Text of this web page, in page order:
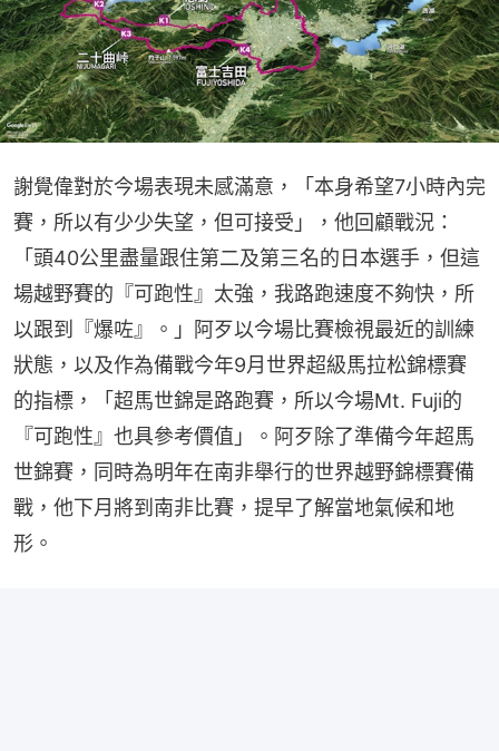
謝覺偉對於今場表現未感滿意，「本身希望7小時內完
賽，所以有少少失望，但可接受」，他回顧戰況：
「頭40公里盡量跟住第二及第三名的日本選手，但這
場越野賽的『可跑性』太強，我路跑速度不夠快，所
以跟到『爆咗』。」阿歹以今場比賽檢視最近的訓練
狀態，以及作為備戰今年9月世界超級馬拉松錦標賽
的指標，「超馬世錦是路跑賽，所以今場Mt. Fuji的
『可跑性』也具參考價值」。阿歹除了準備今年超馬
世錦賽，同時為明年在南非舉行的世界越野錦標賽備
戰，他下月將到南非比賽，提早了解當地氣候和地
形。